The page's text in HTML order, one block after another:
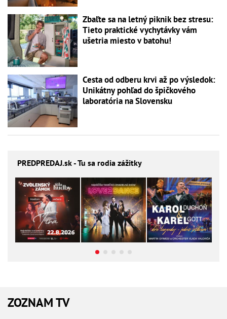
Zbaľte sa na letný piknik bez stresu:
Tieto praktické vychytávky vám
ušetria miesto v batohu!
Cesta od odberu krvi až po výsledok:
Unikátny pohľad do špičkového
laboratória na Slovensku
PREDPREDAJ.sk - Tu sa rodia zážitky
ZOZNAM TV